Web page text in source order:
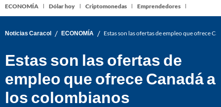
ECONOMÍA Dólar hoy Criptomonedas Emprendedores
Noticias Caracol / ECONOMÍA / Estas son las ofertas de empleo que ofrece
Estas son las ofertas de
empleo que ofrece Canadá a
los colombianos